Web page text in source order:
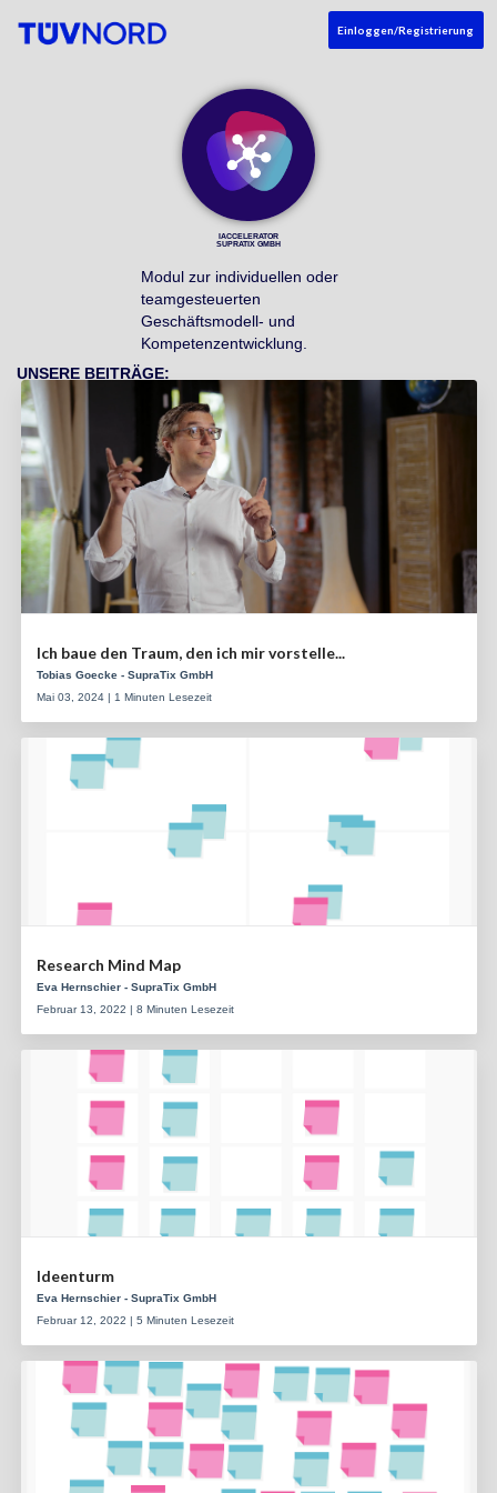
Einloggen/Registrierung
IACCELERATOR
SUPRATIX GMBH
Modul zur individuellen oder
teamgesteuerten
Geschäftsmodell- und
Kompetenzentwicklung.
UNSERE BEITRÄGE:
Ich baue den Traum, den ich mir vorstelle...
Tobias Goecke - SupraTix GmbH
Mai 03, 2024 | 1 Minuten Lesezeit
Research Mind Map
Eva Hernschier - SupraTix GmbH
Februar 13, 2022 | 8 Minuten Lesezeit
Ideenturm
Eva Hernschier - SupraTix GmbH
Februar 12, 2022 | 5 Minuten Lesezeit